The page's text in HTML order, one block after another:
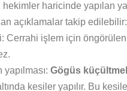
haricinde yapılan
açıklamalar takip edilebilir:
Cerrahi işlem için öngörülen
Gögüs
kesiler yapılır. Bu